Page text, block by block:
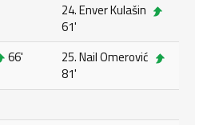
24. Enver Kulašin
61'
66'
25. Nail Omerović
81'